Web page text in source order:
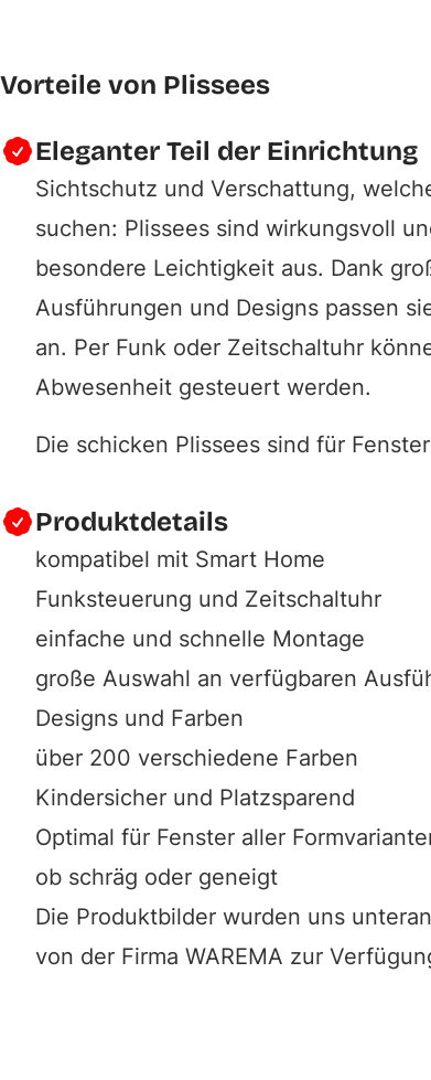
Vorteile von Plissees
Eleganter Teil der Einrichtung
Sichtschutz und Verschattung,
suchen: Plissees sind wirkungsvoll
besondere Leichtigkeit aus. Dank
Ausführungen und Designs passen
an. Per Funk oder Zeitschaltuhr
Abwesenheit gesteuert werden.
Die schicken Plissees sind für
Produktdetails
kompatibel mit Smart Home
Funksteuerung und Zeitschaltuhr
einfache und schnelle Montage
große Auswahl an verfügbaren
Designs und Farben
über 200 verschiedene Farben
Kindersicher und Platzsparend
Optimal für Fenster aller
ob schräg oder geneigt
Die Produktbilder wurden uns
von der Firma WAREMA zur